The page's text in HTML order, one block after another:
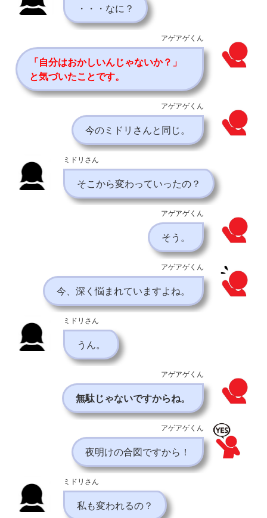
・・・なに？
アゲアゲくん
「自分はおかしいんじゃないか？」
と気づいたことです。
アゲアゲくん
今のミドリさんと同じ。
ミドリさん
そこから変わっていったの？
アゲアゲくん
そう。
アゲアゲくん
今、深く悩まれていますよね。
ミドリさん
うん。
アゲアゲくん
無駄じゃないですからね。
アゲアゲくん
夜明けの合図ですから！
ミドリさん
私も変われるの？